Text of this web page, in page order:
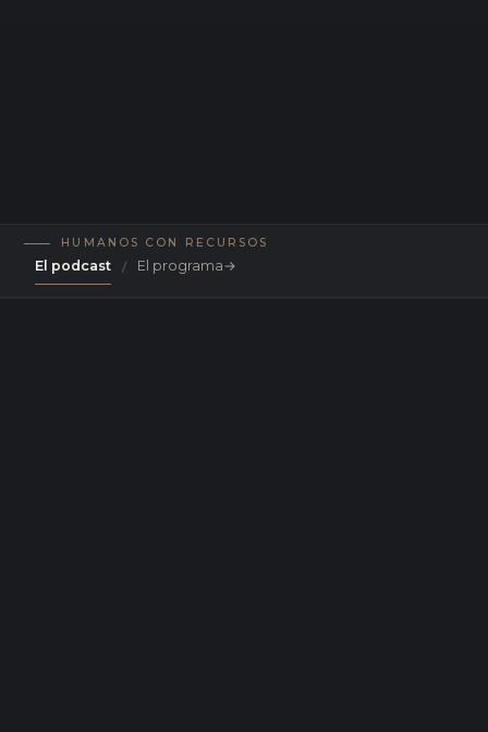
HUMANOS CON RECURSOS
El podcast / El programa→